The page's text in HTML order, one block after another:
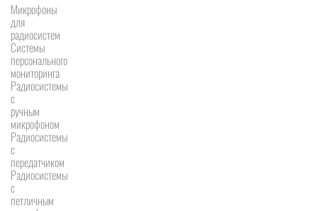
Микрофоны
для
радиосистем
Системы
персонального
мониторинга
Радиосистемы
c
ручным
микрофоном
Радиосистемы
с
передатчиком
Радиосистемы
с
петличным